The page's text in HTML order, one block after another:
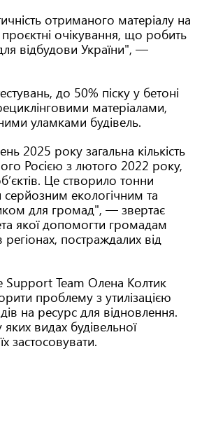
отриманого матеріалу на
очікування, що робить
відбудови України", —
до 50% піску у бетоні
матеріалами,
уламками будівель.
2025 року загальна кількість
Росією з лютого 2022 року,
Це створило тонни
серйозним екологічним та
для громад", — звертає
якої допомогти громадам
постраждалих від
Support Team Олена Колтик
проблему з утилізацією
на ресурс для відновлення.
яких видах будівельної
застосовувати.